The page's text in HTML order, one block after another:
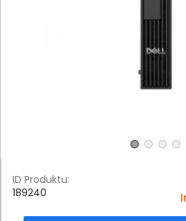
ID Produktu:
189240